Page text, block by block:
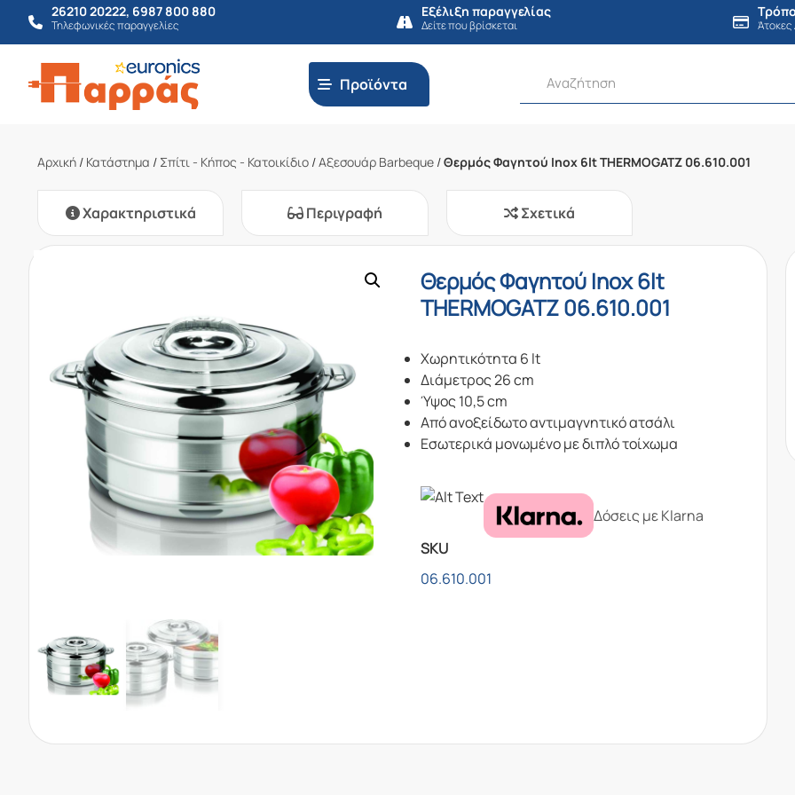
26210 20222, 6987 800 880
Τηλεφωνικές παραγγελίες
Εξέλιξη παραγγελίας
Δείτε που βρίσκεται Άτοκες
Προϊόντα
Αρχική / Κατάστημα / Σπίτι - Κήπος - Κατοικίδιο /Αξεσουάρ Barbeque /Θερμός Φαγητού Inox 6lt THERMOGATZ 06.610.001
Χαρακτηριστικά Περιγραφή Σχετικά
Θερμός Φαγητού Inox 6lt
THERMOGATZ 06.610.001
Χωρητικότητα 6 lt
Διάμετρος 26 cm
Ύψος 10,5 cm
Aπό ανοξείδωτο αντιμαγνητικό ατσάλι
Eσωτερικά μονωμένο με διπλό τοίχωμα
Δόσεις με Klarna
SKU
06.610.001